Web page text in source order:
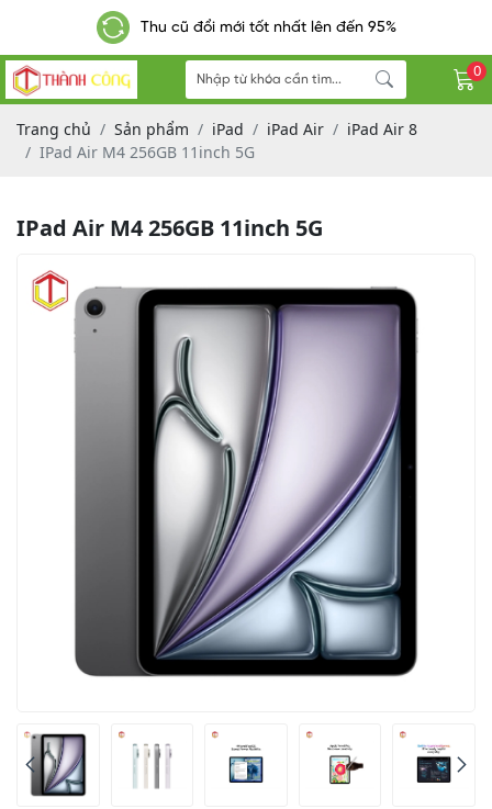
Thu cũ đổi mới tốt nhất lên đến 95%
0
Trang chủ Sản phẩm iPad iPad Air
iPad Air 8
IPad Air M4 256GB 11inch 5G
IPad Air M4 256GB 11inch 5G